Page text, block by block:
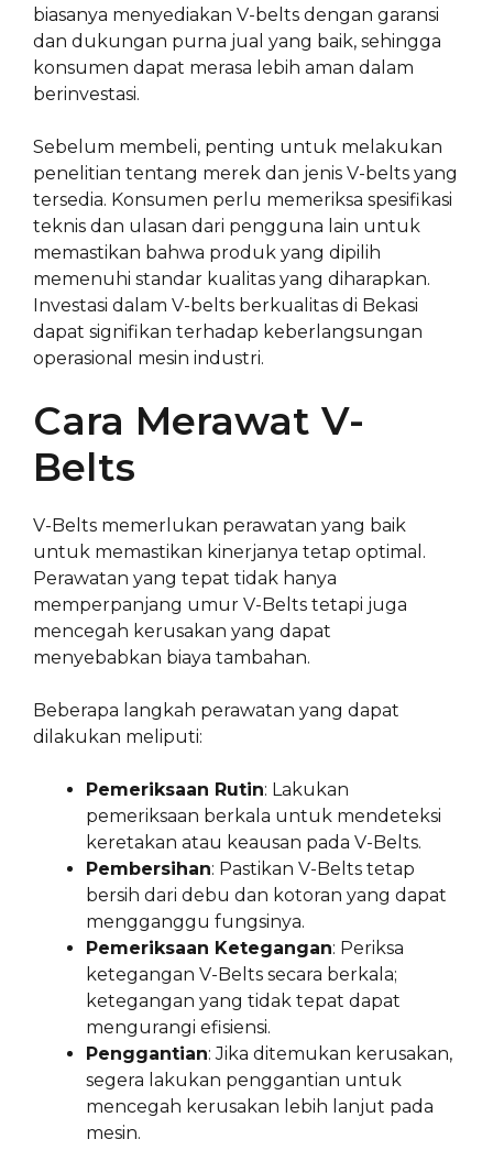
biasanya menyediakan V-belts dengan garansi
dan dukungan purna jual yang baik, sehingga
konsumen dapat merasa lebih aman dalam
berinvestasi.
Sebelum membeli, penting untuk melakukan
penelitian tentang merek dan jenis V-belts yang
tersedia. Konsumen perlu memeriksa spesifikasi
teknis dan ulasan dari pengguna lain untuk
memastikan bahwa produk yang dipilih
memenuhi standar kualitas yang diharapkan.
Investasi dalam V-belts berkualitas di Bekasi
dapat signifikan terhadap keberlangsungan
operasional mesin industri.
Cara Merawat V-
Belts
V-Belts memerlukan perawatan yang baik
untuk memastikan kinerjanya tetap optimal.
Perawatan yang tepat tidak hanya
memperpanjang umur V-Belts tetapi juga
mencegah kerusakan yang dapat
menyebabkan biaya tambahan.
Beberapa langkah perawatan yang dapat
dilakukan meliputi:
Pemeriksaan Rutin: Lakukan
pemeriksaan berkala untuk mendeteksi
keretakan atau keausan pada V-Belts.
Pembersihan: Pastikan V-Belts tetap
bersih dari debu dan kotoran yang dapat
mengganggu fungsinya.
Pemeriksaan Ketegangan: Periksa
ketegangan V-Belts secara berkala;
ketegangan yang tidak tepat dapat
mengurangi efisiensi.
Penggantian: Jika ditemukan kerusakan,
segera lakukan penggantian untuk
mencegah kerusakan lebih lanjut pada
mesin.